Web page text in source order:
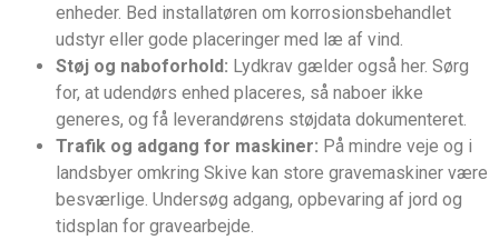
enheder. Bed installatøren om korrosionsbehandlet
udstyr eller gode placeringer med læ af vind.
Støj og naboforhold: Lydkrav gælder også her. Sørg
for, at udendørs enhed placeres, så naboer ikke
generes, og få leverandørens støjdata dokumenteret.
Trafik og adgang for maskiner: På mindre veje og i
landsbyer omkring Skive kan store gravemaskiner være
besværlige. Undersøg adgang, opbevaring af jord og
tidsplan for gravearbejde.